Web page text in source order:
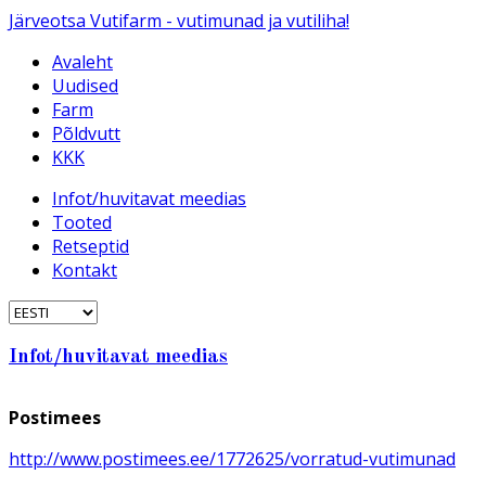
Järveotsa Vutifarm - vutimunad ja vutiliha!
Avaleht
Uudised
Farm
Põldvutt
KKK
Infot/huvitavat meedias
Tooted
Retseptid
Kontakt
Infot/huvitavat meedias
Postimees
http://www.postimees.ee/1772625/vorratud-vutimunad